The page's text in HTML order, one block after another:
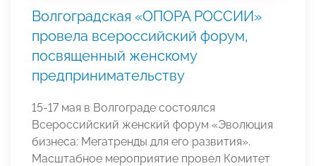
Волгоградская «ОПОРА РОССИИ»
провела всероссийский форум,
посвященный женскому
предпринимательству
15-17 мая в Волгограде состоялся
Всероссийский женский форум «Эволюция
бизнеса: Мегатренды для его развития».
Масштабное мероприятие провел Комитет